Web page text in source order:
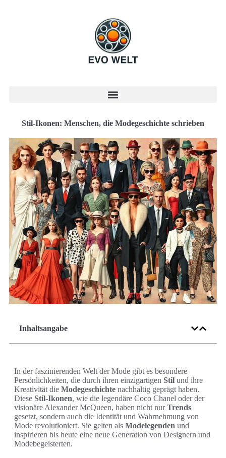
Stil-Ikonen: Menschen, die Modegeschichte schrieben
Inhaltsangabe
In der faszinierenden Welt der Mode gibt es besondere
Persönlichkeiten, die durch ihren einzigartigen Stil und ihre
Kreativität die Modegeschichte nachhaltig geprägt haben.
Diese Stil-Ikonen, wie die legendäre Coco Chanel oder der
visionäre Alexander McQueen, haben nicht nurTrends
gesetzt, sondern auch die Identität und Wahrnehmung von
Mode revolutioniert. Sie gelten als Modelegenden und
inspirieren bis heute eine neue Generation von Designern und
Modebegeisterten.